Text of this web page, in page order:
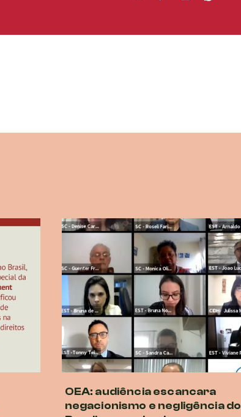
OEA: audiência escancara
negacionismo e negligência do